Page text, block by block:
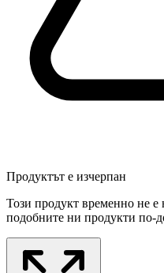
Продуктът е изчерпан
Този продукт временно не е
подобните ни продукти по-